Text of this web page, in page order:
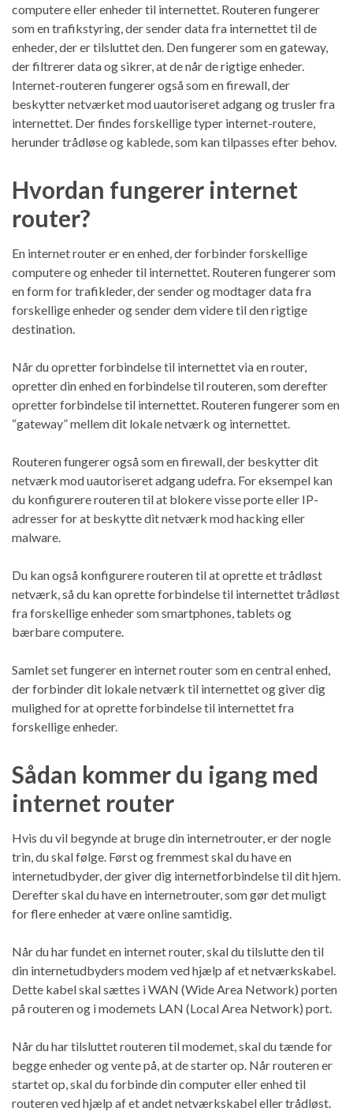
computere eller enheder til internettet. Routeren fungerer
som en trafikstyring, der sender data fra internettet til de
enheder, der er tilsluttet den. Den fungerer som en gateway,
der filtrerer data og sikrer, at de når de rigtige enheder.
Internet-routeren fungerer også som en firewall, der
beskytter netværket mod uautoriseret adgang og trusler fra
internettet. Der findes forskellige typer internet-routere,
herunder trådløse og kablede, som kan tilpasses efter behov.
Hvordan fungerer internet
router?
En internet router er en enhed, der forbinder forskellige
computere og enheder til internettet. Routeren fungerer som
en form for trafikleder, der sender og modtager data fra
forskellige enheder og sender dem videre til den rigtige
destination.
Når du opretter forbindelse til internettet via en router,
opretter din enhed en forbindelse til routeren, som derefter
opretter forbindelse til internettet. Routeren fungerer som en
“gateway” mellem dit lokale netværk og internettet.
Routeren fungerer også som en firewall, der beskytter dit
netværk mod uautoriseret adgang udefra. For eksempel kan
du konfigurere routeren til at blokere visse porte eller IP-
adresser for at beskytte dit netværk mod hacking eller
malware.
Du kan også konfigurere routeren til at oprette et trådløst
netværk, så du kan oprette forbindelse til internettet trådløst
fra forskellige enheder som smartphones, tablets og
bærbare computere.
Samlet set fungerer en internet router som en central enhed,
der forbinder dit lokale netværk til internettet og giver dig
mulighed for at oprette forbindelse til internettet fra
forskellige enheder.
Sådan kommer du igang med
internet router
Hvis du vil begynde at bruge din internetrouter, er der nogle
trin, du skal følge. Først og fremmest skal du have en
internetudbyder, der giver dig internetforbindelse til dit hjem.
Derefter skal du have en internetrouter, som gør det muligt
for flere enheder at være online samtidig.
Når du har fundet en internet router, skal du tilslutte den til
din internetudbyders modem ved hjælp af et netværkskabel.
Dette kabel skal sættes i WAN (Wide Area Network) porten
på routeren og i modemets LAN (Local Area Network) port.
Når du har tilsluttet routeren til modemet, skal du tænde for
begge enheder og vente på, at de starter op. Når routeren er
startet op, skal du forbinde din computer eller enhed til
routeren ved hjælp af et andet netværkskabel eller trådløst.